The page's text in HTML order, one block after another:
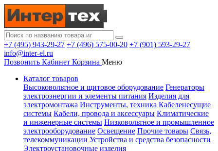
+7 (495) 943-29-27 +7 (496) 575-00-20 +7 (901) 593-29-27
info@inter-el.ru
Позвонить Кабинет Корзина Меню
Каталог товаров
Высоковольтное и щитовое оборудование Генераторы
электроэнергии и элементы питания Изделия для
электромонтажа Инструменты, техника Кабеленесущие
системы Кабели, провода и аксессуары Климатические
и инженерные системы Низковольтное и промышленное
электрооборудование Освещение Прочие товары Связь,
телекоммуникации Устройства и средства безопасности
Электроустановочные изделия